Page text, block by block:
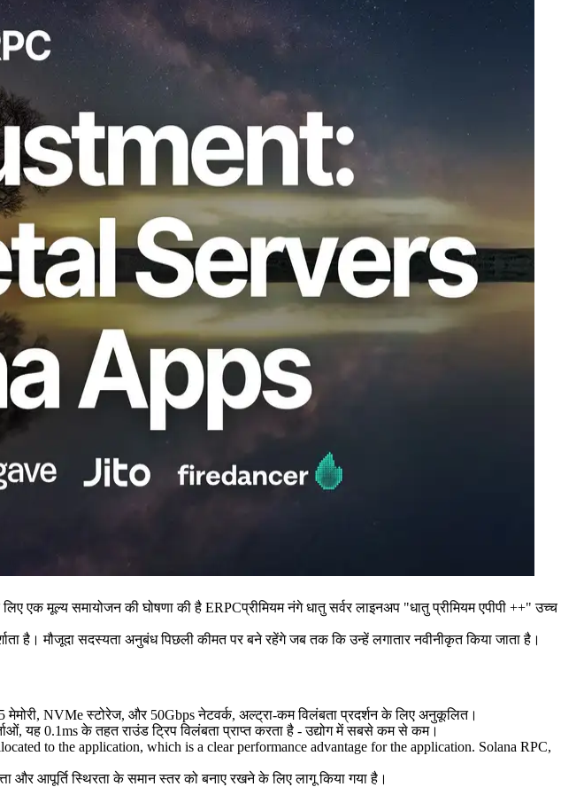
मूल्य समायोजन की घोषणा की है ERPCप्रीमियम नंगे धातु सर्वर लाइनअप "धातु प्रीमियम एपीपी ++" उच्च
है। मौजूदा सदस्यता अनुबंध पिछली कीमत पर बने रहेंगे जब तक कि उन्हें लगातार नवीनीकृत किया जाता है।
NVMe स्टोरेज, और 50Gbps नेटवर्क, अल्ट्रा-कम विलंबता प्रदर्शन के लिए अनुकूलित।
यह 0.1ms के तहत राउंड ट्रिप विलंबता प्राप्त करता है - उद्योग में सबसे कम से कम।
to the application, which is a clear performance advantage for the application. Solana RPC,
और आपूर्ति स्थिरता के समान स्तर को बनाए रखने के लिए लागू किया गया है।